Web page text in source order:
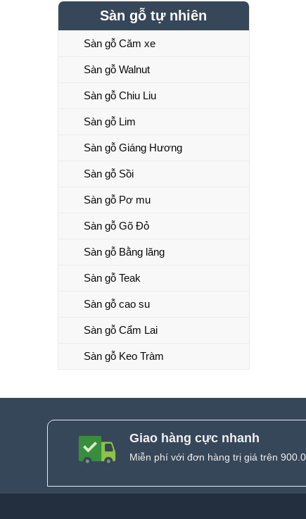
Sàn gỗ tự nhiên
Sàn gỗ Căm xe
Sàn gỗ Walnut
Sàn gỗ Chiu Liu
Sàn gỗ Lim
Sàn gỗ Giáng Hương
Sàn gỗ Sồi
Sàn gỗ Pơ mu
Sàn gỗ Gõ Đỏ
Sàn gỗ Bằng lăng
Sàn gỗ Teak
Sàn gỗ cao su
Sàn gỗ Cẩm Lai
Sàn gỗ Keo Tràm
Giao hàng cực nhanh
Miễn phí với đơn hàng trị giá trên